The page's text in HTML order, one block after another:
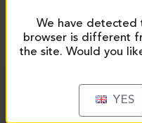
We have detected
browser is different
the site. Would you
YES